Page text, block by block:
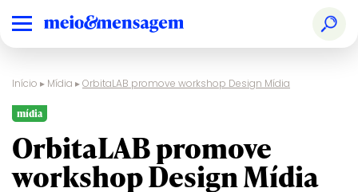
Início ▸ Mídia ▸OrbitaLAB promove workshop Design Mídia
mídia
OrbitaLAB promove
workshop Design Mídia